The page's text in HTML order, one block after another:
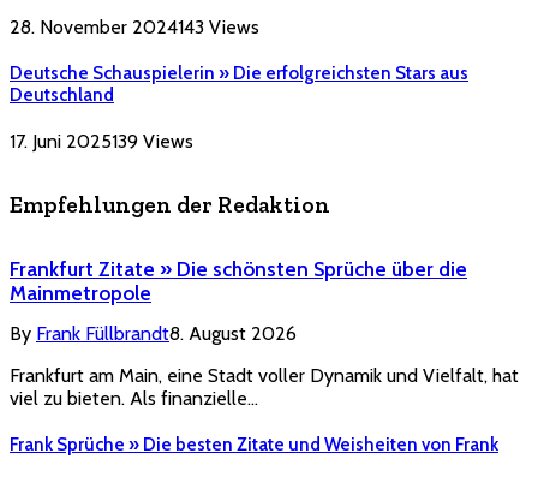
28. November 2024143 Views
Deutsche Schauspielerin » Die erfolgreichsten Stars aus
Deutschland
17. Juni 2025139 Views
Empfehlungen der Redaktion
Frankfurt Zitate » Die schönsten Sprüche über die
Mainmetropole
By Frank Füllbrandt8. August 2026
Frankfurt am Main, eine Stadt voller Dynamik und Vielfalt, hat
viel zu bieten. Als finanzielle…
Frank Sprüche » Die besten Zitate und Weisheiten von Frank